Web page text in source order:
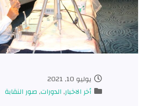
أخر الاخبار, الدورات,صور النقابة